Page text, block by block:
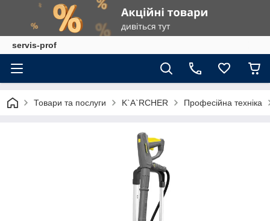
servis-prof
Товари та послуги K`A`RCHER Професійна техніка